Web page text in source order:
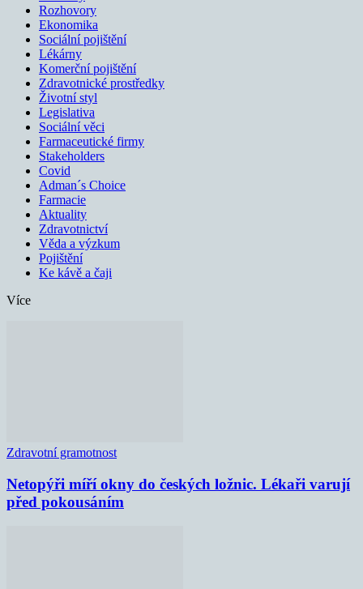
Rozhovory
Ekonomika
Sociální pojištění
Lékárny
Komerční pojištění
Zdravotnické prostředky
Životní styl
Legislativa
Sociální věci
Farmaceutické firmy
Stakeholders
Covid
Adman´s Choice
Farmacie
Aktuality
Zdravotnictví
Věda a výzkum
Pojištění
Ke kávě a čaji
Více
Zdravotní gramotnost
Netopýři míří okny do českých ložnic. Lékaři varují
před pokousáním